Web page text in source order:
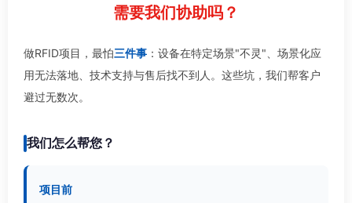
需要我们协助吗？
做RFID项目，最怕三件事 ：设备在特定场景"不灵"、场景化应
用无法落地、技术支持与售后找不到人。这些坑，我们帮客户
避过无数次。
我们怎么帮您？
项目前